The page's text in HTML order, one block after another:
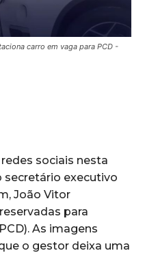
carro em vaga para PCD -
sociais nesta
secretário executivo
João Vitor
para
As imagens
o gestor deixa uma